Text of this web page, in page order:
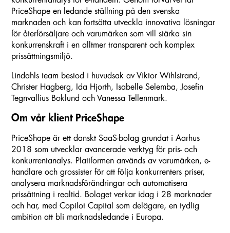
PriceShape en ledande ställning på den svenska
marknaden och kan fortsätta utveckla innovativa lösningar
för återförsäljare och varumärken som vill stärka sin
konkurrenskraft i en alltmer transparent och komplex
prissättningsmiljö.
Lindahls team bestod i huvudsak av Viktor Wihlstrand,
Christer Hagberg, Ida Hjorth, Isabelle Selemba, Josefin
Tegnvallius Boklund och Vanessa Tellenmark.
Om vår klient PriceShape
PriceShape är ett danskt SaaS-bolag grundat i Aarhus
2018 som utvecklar avancerade verktyg för pris- och
konkurrentanalys. Plattformen används av varumärken, e-
handlare och grossister för att följa konkurrenters priser,
analysera marknadsförändringar och automatisera
prissättning i realtid. Bolaget verkar idag i 28 marknader
och har, med Copilot Capital som delägare, en tydlig
ambition att bli marknadsledande i Europa.